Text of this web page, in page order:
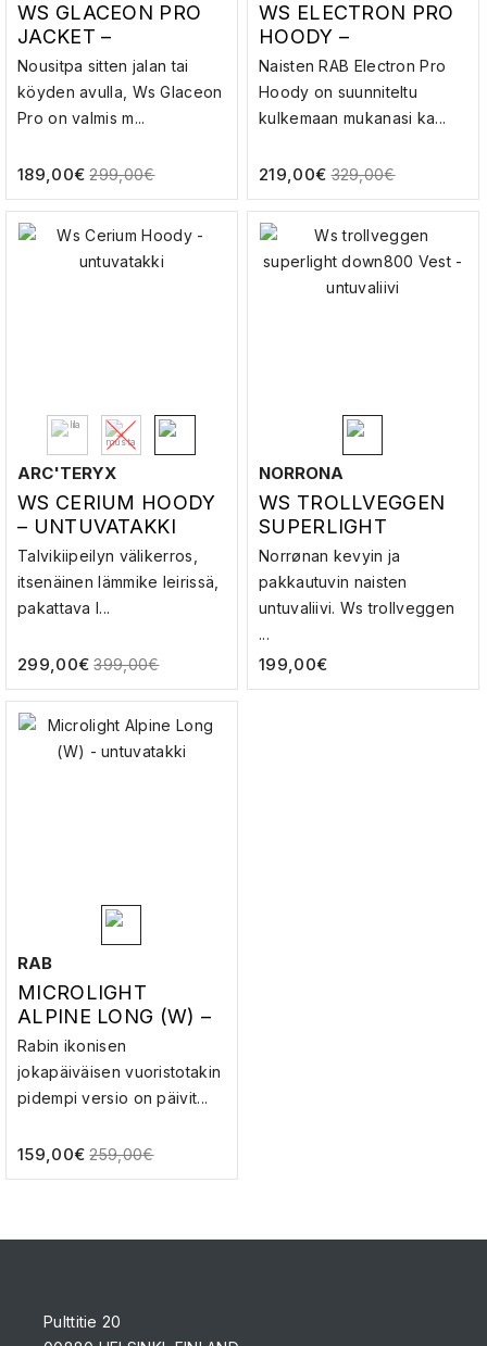
WS GLACEON PRO
JACKET –
UNTUVATAKKI
Nousitpa sitten jalan tai
köyden avulla, Ws Glaceon
Pro on valmis m...
189,00€ 299,00€
WS ELECTRON PRO
HOODY –
UNTUVATAKKI
Naisten RAB Electron Pro
Hoody on suunniteltu
kulkemaan mukanasi ka...
219,00€ 329,00€
ARC'TERYX
WS CERIUM HOODY
– UNTUVATAKKI
Talvikiipeilyn välikerros,
itsenäinen lämmike leirissä,
pakattava l...
299,00€ 399,00€
NORRONA
WS TROLLVEGGEN
SUPERLIGHT
DOWN800 VEST –
UNTUVALIIVI
Norrønan kevyin ja
pakkautuvin naisten
untuvaliivi. Ws trollveggen
...
199,00€
RAB
MICROLIGHT
ALPINE LONG (W) –
UNTUVATAKKI
Rabin ikonisen
jokapäiväisen vuoristotakin
pidempi versio on päivit...
159,00€ 259,00€
Pulttitie 20